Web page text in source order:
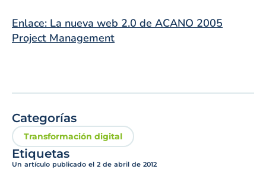
Enlace: La nueva web 2.0 de ACANO 2005
Project Management
Categorías
Transformación digital
Etiquetas
Un artículo publicado el 2 de abril de 2012